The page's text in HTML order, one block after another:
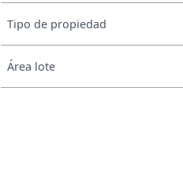
Tipo de propiedad
Área lote